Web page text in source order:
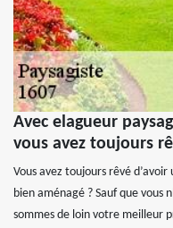
Avec elagueur
vous avez toujours
Vous avez toujours rêvé
bien aménagé ? Sauf que vous
sommes de loin votre meilleur